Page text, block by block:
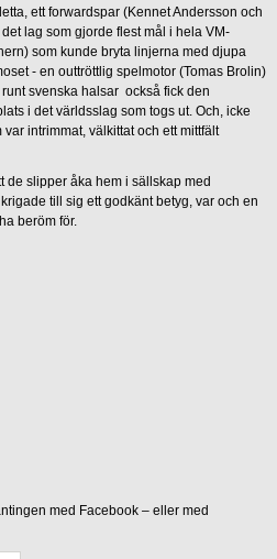
ett forwardspar (Kennet Andersson och
lag som gjorde flest mål i hela VM-
som kunde bryta linjerna med djupa
- en outtröttlig spelmotor (Tomas Brolin)
svenska halsar också fick den
i det världsslag som togs ut. Och, icke
intrimmat, välkittat och ett mittfält
de slipper åka hem i sällskap med
till sig ett godkänt betyg, var och en
beröm för.
med Facebook – eller med